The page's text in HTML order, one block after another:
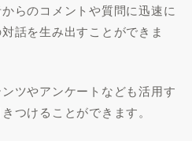
らのコメントや質問に迅速に
話を生み出すことができま
ツやアンケートなども活用す
つけることができます。